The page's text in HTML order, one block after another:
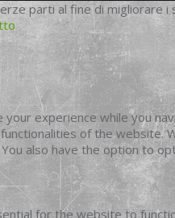
parti al fine di migliorare
experience while you
of the website.
also have the option to
for the website to